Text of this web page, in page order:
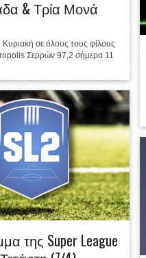
& Τρία Μονά
σε όλους τους φίλους
Σερρών 97,2 σήμερα 11
της Super League